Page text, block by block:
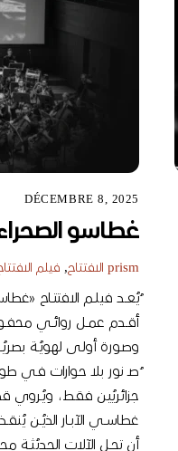
DÉCEMBRE 8, 2025
غطاسو
prism الافتتاح, فيلم
أقــدم عمــل روائــي
وصـورة أولـى لهويُـة
ُصـ نور بلا حـوارات فـي
جزائريُيـن فقـط، ويُـروي
غطاســي الآبــار الذيُــن
أن تحــل الآلات الحديُثــة